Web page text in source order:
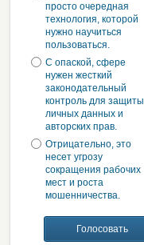
просто очередная
технология, которой
нужно научиться
пользоваться.
С опаской, сфере
нужен жесткий
законодательный
контроль для защиты
личных данных и
авторских прав.
Отрицательно, это
несет угрозу
сокращения рабочих
мест и роста
мошенничества.